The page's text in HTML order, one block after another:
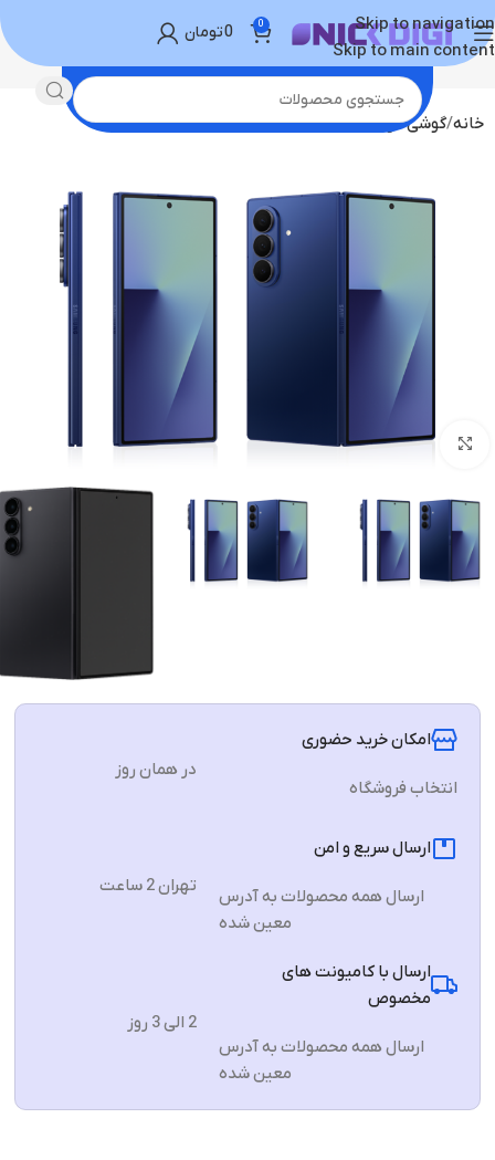
Skip to navigation
Skip to main content
0
0تومان
خانه گوشی موبایل خرید گوشی سامسونگ
برای بزرگنمایی کلیک کنید
امکان خرید حضوری
انتخاب فروشگاه
در همان روز
ارسال سریع و امن
ارسال همه محصولات به آدرس
معین شده
تهران 2 ساعت
ارسال با کامیونت های
مخصوص
ارسال همه محصولات به آدرس
معین شده
2 الی 3 روز